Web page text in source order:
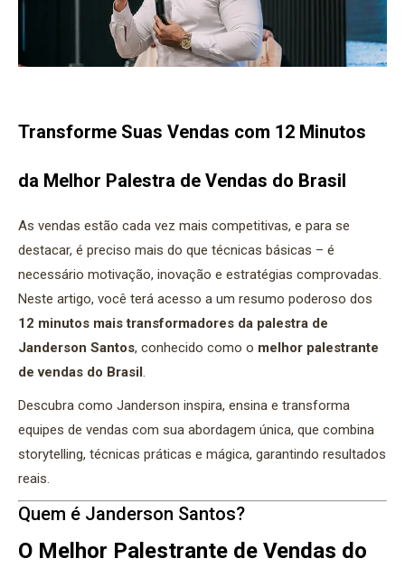
Transforme Suas Vendas com 12 Minutos
da Melhor Palestra de Vendas do Brasil
As vendas estão cada vez mais competitivas, e para se
destacar, é preciso mais do que técnicas básicas – é
necessário motivação, inovação e estratégias comprovadas.
Neste artigo, você terá acesso a um resumo poderoso dos
12 minutos mais transformadores da palestra de
Janderson Santos, conhecido como o melhor palestrante
de vendas do Brasil.
Descubra como Janderson inspira, ensina e transforma
equipes de vendas com sua abordagem única, que combina
storytelling, técnicas práticas e mágica, garantindo resultados
reais.
Quem é Janderson Santos?
O Melhor Palestrante de Vendas do